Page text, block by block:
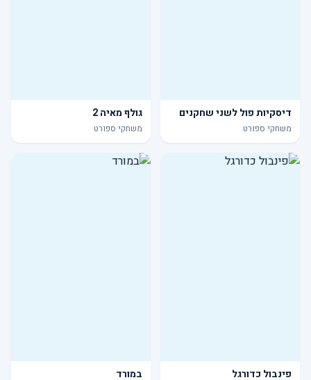
דיסקיות פול לשני שחקנים
משחקי ספורט
גולף מאיה 2
משחקי ספורט
פינבול כדורגל במורד